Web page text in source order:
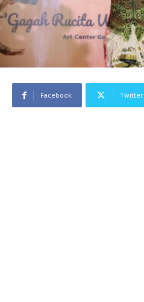
Facebook Twitter